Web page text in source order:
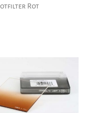
Rot